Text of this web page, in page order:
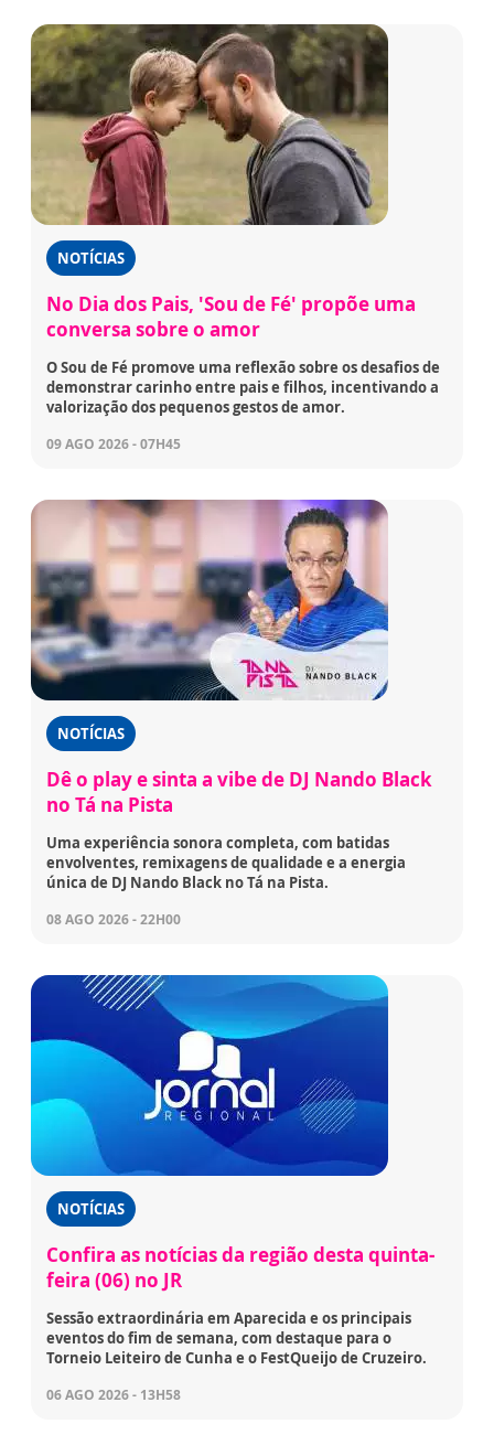
NOTÍCIAS
No Dia dos Pais, 'Sou de Fé' propõe uma
conversa sobre o amor
O Sou de Fé promove uma reflexão sobre os desafios de
demonstrar carinho entre pais e filhos, incentivando a
valorização dos pequenos gestos de amor.
09 AGO 2026 - 07H45
NOTÍCIAS
Dê o play e sinta a vibe de DJ Nando Black
no Tá na Pista
Uma experiência sonora completa, com batidas
envolventes, remixagens de qualidade e a energia
única de DJ Nando Black no Tá na Pista.
08 AGO 2026 - 22H00
NOTÍCIAS
Confira as notícias da região desta quinta-
feira (06) no JR
Sessão extraordinária em Aparecida e os principais
eventos do fim de semana, com destaque para o
Torneio Leiteiro de Cunha e o FestQueijo de Cruzeiro.
06 AGO 2026 - 13H58